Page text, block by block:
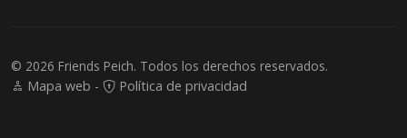
© 2026 Friends Peich. Todos los derechos reservados.
Mapa web - Política de privacidad